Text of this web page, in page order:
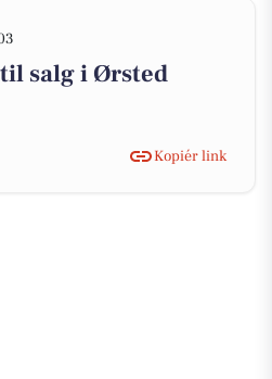
salg i Ørsted
Kopiér link